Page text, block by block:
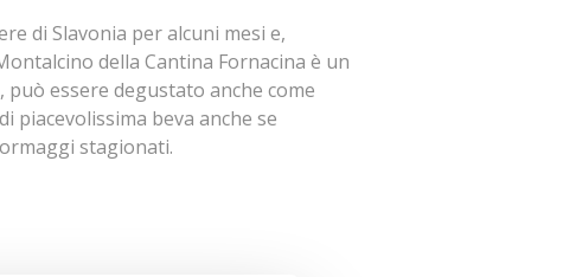
di Slavonia per alcuni mesi e,
della Cantina Fornacina è un
essere degustato anche come
piacevolissima beva anche se
stagionati.